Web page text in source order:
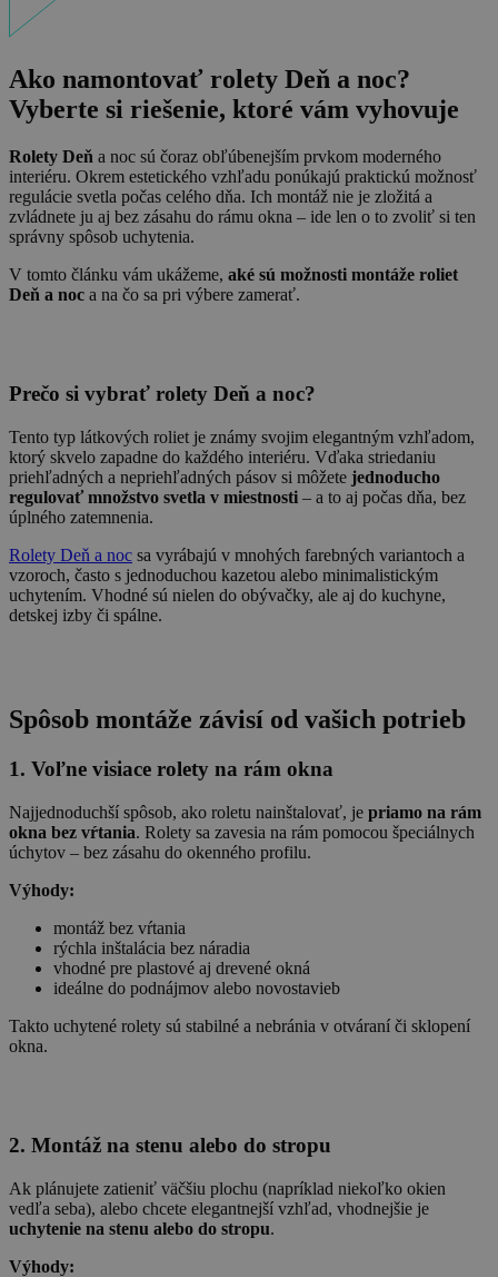
Ako namontovať rolety Deň a noc?
Vyberte si riešenie, ktoré vám vyhovuje
Rolety Deň a noc sú čoraz obľúbenejším prvkom moderného
interiéru. Okrem estetického vzhľadu ponúkajú praktickú možnosť
regulácie svetla počas celého dňa. Ich montáž nie je zložitá a
zvládnete ju aj bez zásahu do rámu okna – ide len o to zvoliť si ten
správny spôsob uchytenia.
V tomto článku vám ukážeme, aké sú možnosti montáže roliet
Deň a noc a na čo sa pri výbere zamerať.
Prečo si vybrať rolety Deň a noc?
Tento typ látkových roliet je známy svojim elegantným vzhľadom,
ktorý skvelo zapadne do každého interiéru. Vďaka striedaniu
priehľadných a nepriehľadných pásov si môžete jednoducho
regulovať množstvo svetla v miestnosti – a to aj počas dňa, bez
úplného zatemnenia.
Rolety Deň a noc sa vyrábajú v mnohých farebných variantoch a
vzoroch, často s jednoduchou kazetou alebo minimalistickým
uchytením. Vhodné sú nielen do obývačky, ale aj do kuchyne,
detskej izby či spálne.
Spôsob montáže závisí od vašich potrieb
1. Voľne visiace rolety na rám okna
Najjednoduchší spôsob, ako roletu nainštalovať, je priamo na rám
okna bez vŕtania. Rolety sa zavesia na rám pomocou špeciálnych
úchytov – bez zásahu do okenného profilu.
Výhody:
montáž bez vŕtania
rýchla inštalácia bez náradia
vhodné pre plastové aj drevené okná
ideálne do podnájmov alebo novostavieb
Takto uchytené rolety sú stabilné a nebránia v otváraní či sklopení
okna.
2. Montáž na stenu alebo do stropu
Ak plánujete zatieniť väčšiu plochu (napríklad niekoľko okien
vedľa seba), alebo chcete elegantnejší vzhľad, vhodnejšie je
uchytenie na stenu alebo do stropu.
Výhody: